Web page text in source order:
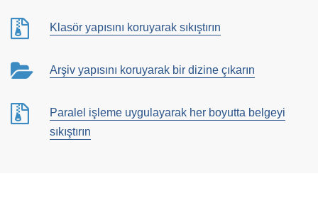
Klasör yapısını koruyarak sıkıştırın
Arşiv yapısını koruyarak bir dizine çıkarın
Paralel işleme uygulayarak her boyutta belgeyi
sıkıştırın